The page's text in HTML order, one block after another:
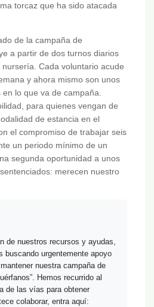
torcaz que ha sido atacada
de la campaña de
a partir de dos turnos diarios
Cada voluntario acude
y ahora mismo son unos
lo que va de campaña.
para quienes vengan de
de estancia en el
el compromiso de trabajar seis
un periodo mínimo de un
segunda oportunidad a unos
merecen nuestro
de nuestros recursos y ayudas,
buscando urgentemente apoyo
nuestra campaña de
Hemos recurrido al
de las vías para obtener
colaborar, entra aquí: